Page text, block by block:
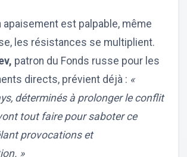
apaisement est palpable, même
les résistances se multiplient.
patron du Fonds russe pour les
directs, prévient déjà : «
déterminés à prolonger le conflit
tout faire pour saboter ce
provocations et
»